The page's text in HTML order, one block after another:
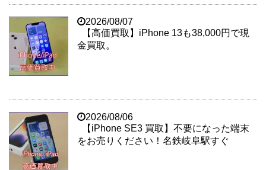
2026/08/07
【高価買取】iPhone 13も38,000円で現
金買取。
2026/08/06
【iPhone SE3 買取】不要になった端末
をお売りください！名鉄岐阜駅すぐ